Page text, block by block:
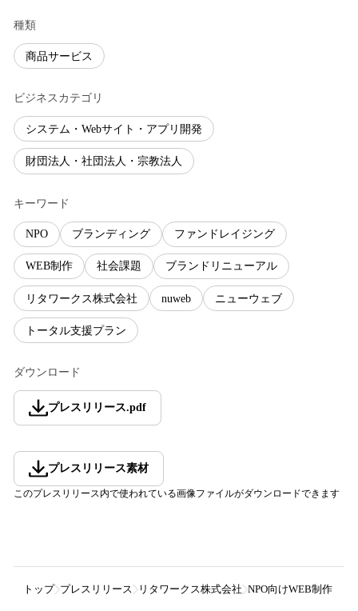
種類
商品サービス
ビジネスカテゴリ
システム・Webサイト・アプリ開発
財団法人・社団法人・宗教法人
キーワード
NPO ブランディング ファンドレイジング
WEB制作 社会課題 ブランドリニューアル
リタワークス株式会社 nuweb ニューウェブ
トータル支援プラン
ダウンロード
プレスリリース.pdf
プレスリリース素材
このプレスリリース内で使われている画像ファイルがダウンロードできます
トップ プレスリリース リタワークス株式会社 NPO向けWEB制作・